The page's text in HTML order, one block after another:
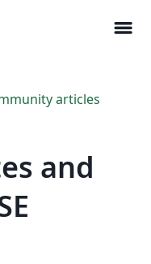
menu
articles
and